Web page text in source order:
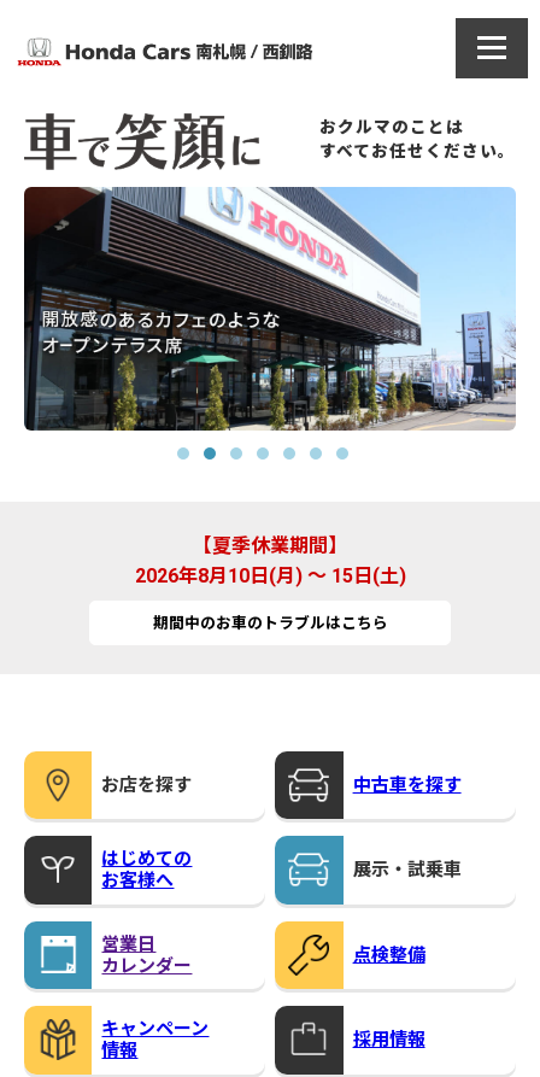
おクルマのことは
すべてお任せください。
夏季休業期間
2026年8月10日(月) ～ 15日(土)
期間中のお車のトラブルはこちら
お店を探す 中古車を探す
はじめての
お客様へ
展示・試乗車
営業日
カレンダー
点検整備
キャンペーン
情報
採用情報